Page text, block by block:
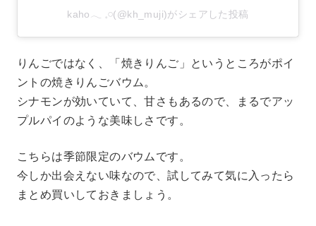
kaho𓂃 𓈒𓏸(@kh_muji)がシェアした投稿
りんごではなく、「焼きりんご」というところがポイ
ントの焼きりんごバウム。
シナモンが効いていて、甘さもあるので、まるでアッ
プルパイのような美味しさです。
こちらは季節限定のバウムです。
今しか出会えない味なので、試してみて気に入ったら
まとめ買いしておきましょう。